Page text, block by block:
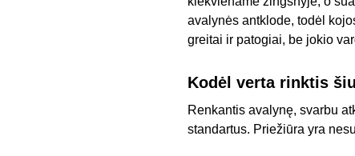
avalynės antklode, todėl
greitai ir patogiai, be jokio
Kodėl verta rinktis
Renkantis avalynę, svarbu
standartus. Priežiūra yra